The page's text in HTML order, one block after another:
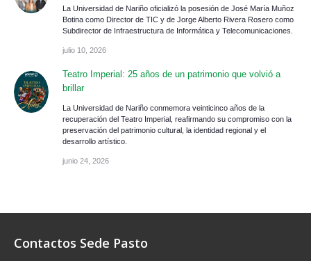
La Universidad de Nariño oficializó la posesión de José María Muñoz
Botina como Director de TIC y de Jorge Alberto Rivera Rosero como
Subdirector de Infraestructura de Informática y Telecomunicaciones.
julio 10, 2026
Teatro Imperial: 25 años de un patrimonio que volvió a
brillar
La Universidad de Nariño conmemora veinticinco años de la
recuperación del Teatro Imperial, reafirmando su compromiso con la
preservación del patrimonio cultural, la identidad regional y el
desarrollo artístico.
junio 24, 2026
Contactos Sede Pasto